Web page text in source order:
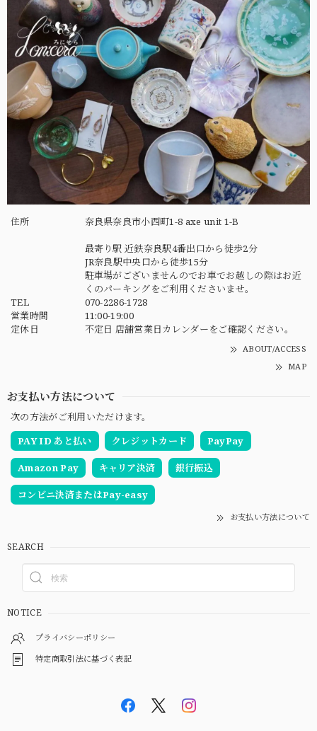
住所 奈良県奈良市小西町1-8 axe unit 1-B
最寄り駅 近鉄奈良駅4番出口から徒歩2分
JR奈良駅中央口から徒歩15分
駐車場がございませんのでお車でお越しの際はお近
くのパーキングをご利用くださいませ。
TEL
070-2286-1728
営業時間
11:00-19:00
定休日
不定日 店舗営業日カレンダーをご確認ください。
ABOUT/ACCESS
MAP
お支払い方法について
次の方法がご利用いただけます。
PAY ID あと払い
クレジットカード PayPay
Amazon Pay キャリア決済 銀行振込
コンビニ決済またはPay-easy
お支払い方法について
SEARCH
NOTICE
プライバシーポリシー
特定商取引法に基づく表記